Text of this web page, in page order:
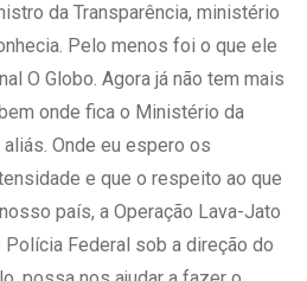
da Transparência, ministério
Pelo menos foi o que ele
O Globo. Agora já não tem mais
onde fica o Ministério da
Onde eu espero os
e que o respeito ao que
país, a Operação Lava-Jato
Federal sob a direção do